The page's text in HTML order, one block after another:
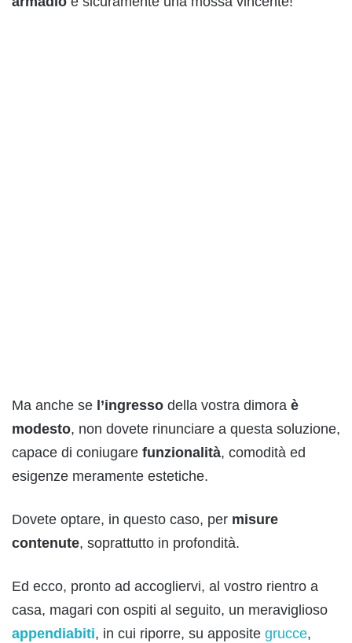
Ma anche se l’ingresso della vostra dimora è
modesto, non dovete rinunciare a questa soluzione,
capace di coniugare funzionalità, comodità ed
esigenze meramente estetiche.
Dovete optare, in questo caso, per misure
contenute, soprattutto in profondità.
Ed ecco, pronto ad accogliervi, al vostro rientro a
casa, magari con ospiti al seguito, un meraviglioso
appendiabiti, in cui riporre, su apposite grucce,